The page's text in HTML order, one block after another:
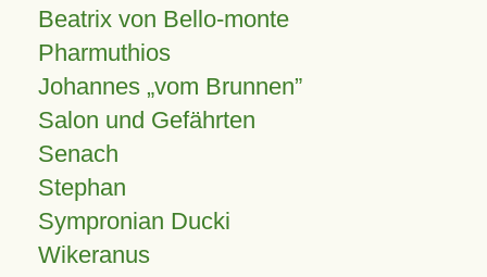
Beatrix von Bello-monte
Pharmuthios
Johannes vom Brunnen
Salon und Gefährten
Senach
Stephan
Sympronian Ducki
Wikeranus